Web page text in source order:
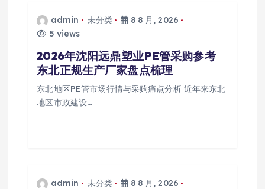
admin 未分类
8 8 月, 2026
5 views
2026年沈阳远鼎塑业PE管采购参考
东北正规生产厂家盘点梳理
东北地区PE管市场行情与采购痛点分析 近年来东北
地区市政建设…
admin 未分类
8 8 月, 2026